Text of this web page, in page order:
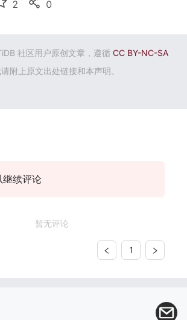
2 0
社区用户原创文章，遵循 CC BY-NC-SA
附上原文出处链接和本声明。
继续评论
暂无评论
1